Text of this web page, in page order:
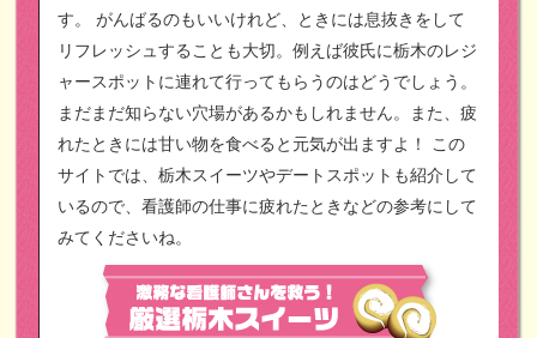
す。
がんばるのもいいけれど、ときには息抜きをして
リフレッシュすることも大切。例えば彼氏に栃木のレジ
ャースポットに連れて行ってもらうのはどうでしょう。
まだまだ知らない穴場があるかもしれません。また、疲
れたときには甘い物を食べると元気が出ますよ！
この
サイトでは、栃木スイーツやデートスポットも紹介して
いるので、看護師の仕事に疲れたときなどの参考にして
みてくださいね。